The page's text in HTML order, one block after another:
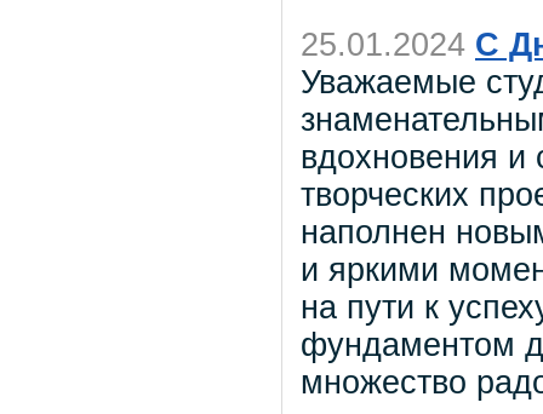
25.01.2024 С
Уважаемые
вдохновения и
творческих
наполнен
и яркими
на пути к
фундаментом
множество